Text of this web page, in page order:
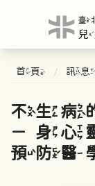
首頁 訊
不生病
－身心
預防醫